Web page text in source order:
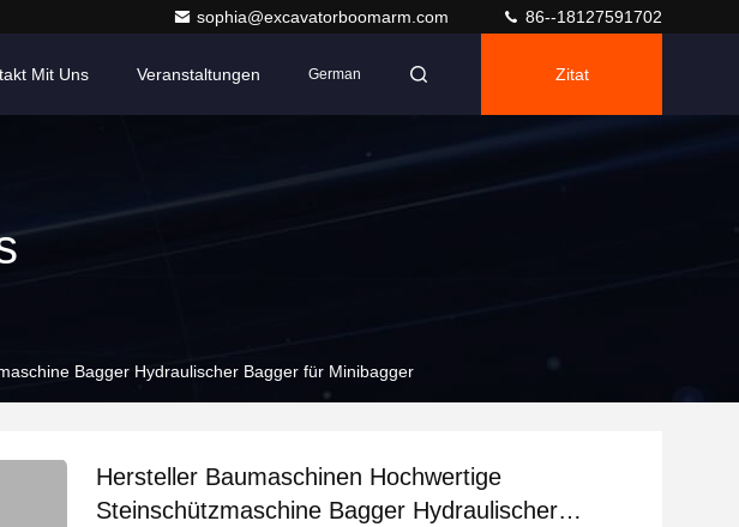
sophia@excavatorboomarm.com 86--18127591702
Mit Uns Veranstaltungen German Zitat
Bagger Hydraulischer Bagger für Minibagger
Hersteller Baumaschinen Hochwertige
Steinschützmaschine Bagger Hydraulischer